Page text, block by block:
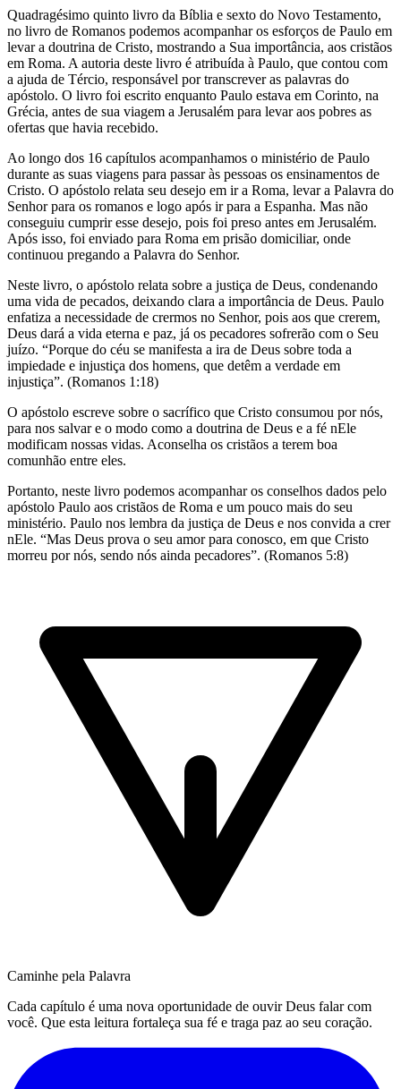
Quadragésimo quinto livro da Bíblia e sexto do Novo Testamento,
no livro de Romanos podemos acompanhar os esforços de Paulo em
levar a doutrina de Cristo, mostrando a Sua importância, aos cristãos
em Roma. A autoria deste livro é atribuída à Paulo, que contou com
a ajuda de Tércio, responsável por transcrever as palavras do
apóstolo. O livro foi escrito enquanto Paulo estava em Corinto, na
Grécia, antes de sua viagem a Jerusalém para levar aos pobres as
ofertas que havia recebido.
Ao longo dos 16 capítulos acompanhamos o ministério de Paulo
durante as suas viagens para passar às pessoas os ensinamentos de
Cristo. O apóstolo relata seu desejo em ir a Roma, levar a Palavra do
Senhor para os romanos e logo após ir para a Espanha. Mas não
conseguiu cumprir esse desejo, pois foi preso antes em Jerusalém.
Após isso, foi enviado para Roma em prisão domiciliar, onde
continuou pregando a Palavra do Senhor.
Neste livro, o apóstolo relata sobre a justiça de Deus, condenando
uma vida de pecados, deixando clara a importância de Deus. Paulo
enfatiza a necessidade de crermos no Senhor, pois aos que crerem,
Deus dará a vida eterna e paz, já os pecadores sofrerão com o Seu
juízo. “Porque do céu se manifesta a ira de Deus sobre toda a
impiedade e injustiça dos homens, que detêm a verdade em
injustiça”. (Romanos 1:18)
O apóstolo escreve sobre o sacrífico que Cristo consumou por nós,
para nos salvar e o modo como a doutrina de Deus e a fé nEle
modificam nossas vidas. Aconselha os cristãos a terem boa
comunhão entre eles.
Portanto, neste livro podemos acompanhar os conselhos dados pelo
apóstolo Paulo aos cristãos de Roma e um pouco mais do seu
ministério. Paulo nos lembra da justiça de Deus e nos convida a crer
nEle. “Mas Deus prova o seu amor para conosco, em que Cristo
morreu por nós, sendo nós ainda pecadores”. (Romanos 5:8)
Caminhe pela Palavra
Cada capítulo é uma nova oportunidade de ouvir Deus falar com
você. Que esta leitura fortaleça sua fé e traga paz ao seu coração.